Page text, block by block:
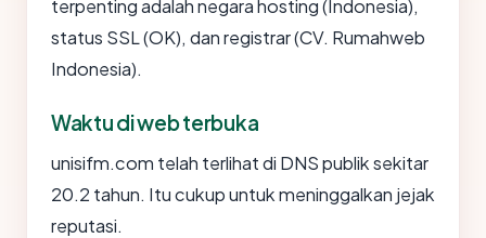
terpenting adalah negara hosting (Indonesia),
status SSL (OK), dan registrar (CV. Rumahweb
Indonesia).
Waktu di web terbuka
unisifm.com telah terlihat di DNS publik sekitar
20.2 tahun. Itu cukup untuk meninggalkan jejak
reputasi.